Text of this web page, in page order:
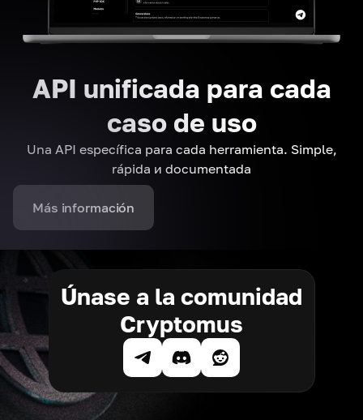
API unificada para cada
caso de uso
Una API específica para cada herramienta. Simple,
rápida и documentada
Más información
Únase a la comunidad
Cryptomus